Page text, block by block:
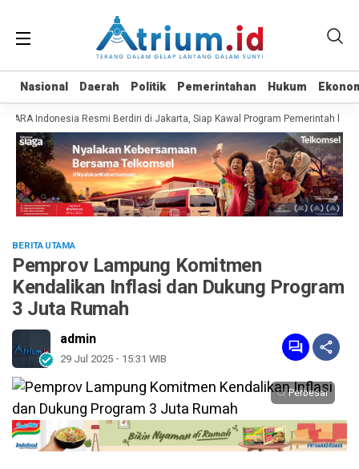
Nasional Daerah Politik Pemerintahan Hukum
Nasional Daerah Politik Pemerintahan Hukum
Indonesia Resmi Berdiri di Jakarta, Siap Kawal Program Pemerintah
BERITA UTAMA
Pemprov Lampung Komitmen
Kendalikan Inflasi dan Dukung Program
3 Juta Rumah
admin
29 Jul 2025 - 15:31 WIB
Perbesar